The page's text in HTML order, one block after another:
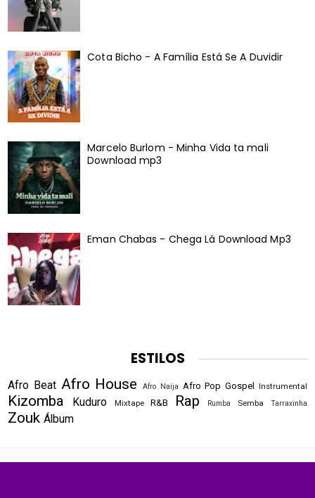
Cota Bicho - A Família Está Se A Duvidir
Marcelo Burlom - Minha Vida ta mali
Download mp3
Eman Chabas - Chega Lá Download Mp3
ESTILOS
Afro Beat Afro House Afro Naija Afro Pop Gospel Instrumental
Kizomba Kuduro Mixtape R&B Rap Rumba Semba Tarraxinha
Zouk Álbum